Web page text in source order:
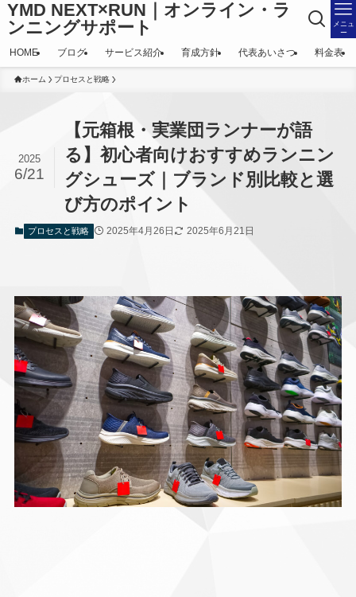
YMD NEXT×RUN｜オンライン・ラ
ンニングサポート
メニュ
ー
HOME ブログ サービス紹介 育成方針 代表あいさつ 料金表
ホーム プロセスと戦略
【元箱根・実業団ランナーが語
る】初心者向けおすすめランニン
グシューズ｜ブランド別比較と選
び方のポイント
2025
6/21
プロセスと戦略 2025年4月26日 2025年6月21日